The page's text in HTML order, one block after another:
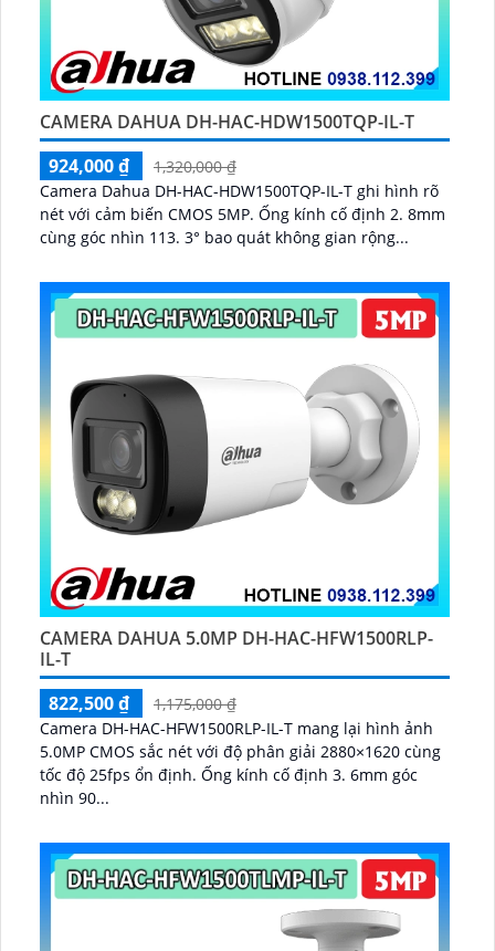
CAMERA DAHUA DH-HAC-HDW1500TQP-IL-T
924,000 ₫
1,320,000 ₫
Camera Dahua DH-HAC-HDW1500TQP-IL-T ghi hình rõ
nét với cảm biến CMOS 5MP. Ống kính cố định 2. 8mm
cùng góc nhìn 113. 3° bao quát không gian rộng...
CAMERA DAHUA 5.0MP DH-HAC-HFW1500RLP-
IL-T
822,500 ₫
1,175,000 ₫
Camera DH-HAC-HFW1500RLP-IL-T mang lại hình ảnh
5.0MP CMOS sắc nét với độ phân giải 2880×1620 cùng
tốc độ 25fps ổn định. Ống kính cố định 3. 6mm góc
nhìn 90...